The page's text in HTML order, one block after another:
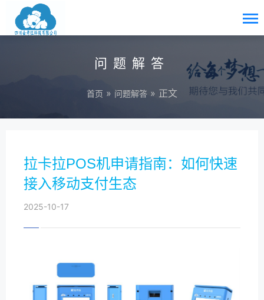
问题解答
首页 » 问题解答 » 正文
拉卡拉POS机申请指南：如何快速
接入移动支付生态
2025-10-17